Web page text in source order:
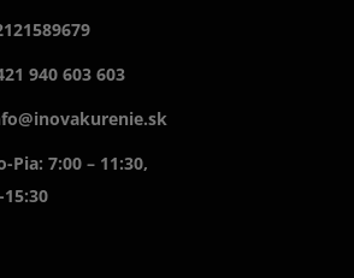
940 603 603
Pia: 7:00 – 11:30,
15:30